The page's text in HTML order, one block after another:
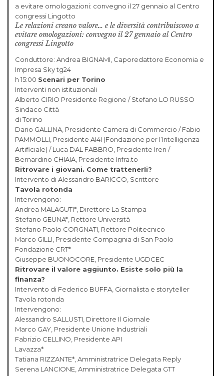
Le relazioni creano valore… e le diversità contribuiscono a
evitare omologazioni: convegno il 27 gennaio al Centro
congressi Lingotto
Conduttore: Andrea BIGNAMI, Caporedattore Economia e
Impresa Sky tg24
h 15:00 Scenari per Torino
Interventi non istituzionali
Alberto CIRIO Presidente Regione / Stefano LO RUSSO
Sindaco Città
di Torino
Dario GALLINA, Presidente Camera di Commercio / Fabio
PAMMOLLI, Presidente AI4I (Fondazione per l’Intelligenza
Artificiale) / Luca DAL FABBRO, Presidente Iren /
Bernardino CHIAIA, Presidente Infra.to
Ritrovare i giovani. Come trattenerli?
Intervento di Alessandro BARICCO, Scrittore
Tavola rotonda
Intervengono:
Andrea MALAGUTI*, Direttore La Stampa
Stefano GEUNA*, Rettore Università
Stefano Paolo CORGNATI, Rettore Politecnico
Marco GILLI, Presidente Compagnia di San Paolo
Fondazione CRT*
Giuseppe BUONOCORE, Presidente UGDCEC
Ritrovare il valore aggiunto. Esiste solo più la
finanza?
Intervento di Federico BUFFA, Giornalista e storyteller
Tavola rotonda
Intervengono:
Alessandro SALLUSTI, Direttore Il Giornale
Marco GAY, Presidente Unione Industriali
Fabrizio CELLINO, Presidente API
Lavazza*
Tatiana RIZZANTE*, Amministratrice Delegata Reply
Serena LANCIONE, Amministratrice Delegata GTT